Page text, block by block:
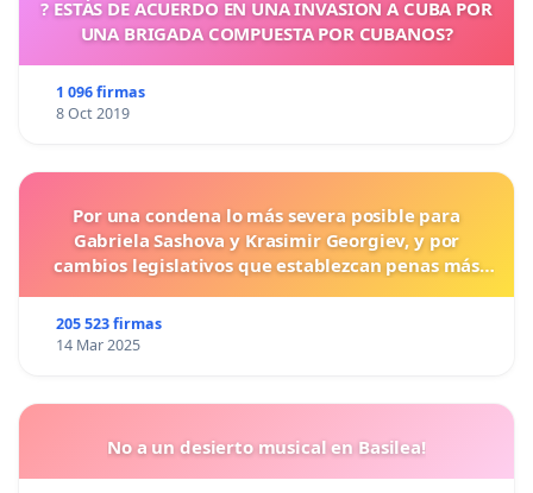
? ESTÁS DE ACUERDO EN UNA INVASION A CUBA POR
UNA BRIGADA COMPUESTA POR CUBANOS?
1 096 firmas
8 Oct 2019
Por una condena lo más severa posible para
Gabriela Sashova y Krasimir Georgiev, y por
cambios legislativos que establezcan penas más
205 523 firmas
14 Mar 2025
No a un desierto musical en Basilea!